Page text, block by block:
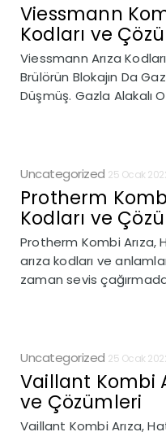
Viessmann
Kodları ve
Viessmann Arıza
Brülörün Blokajın Da
Düşmüş. Gazla Alakalı
Uncategorized 25 Ocak
Protherm
Kodları ve
Protherm Kombi Arıza,
arıza kodları ve
zaman sevis
Uncategorized 25 Ocak
Vaillant Kombi
ve Çözümleri
Vaillant Kombi Arıza,